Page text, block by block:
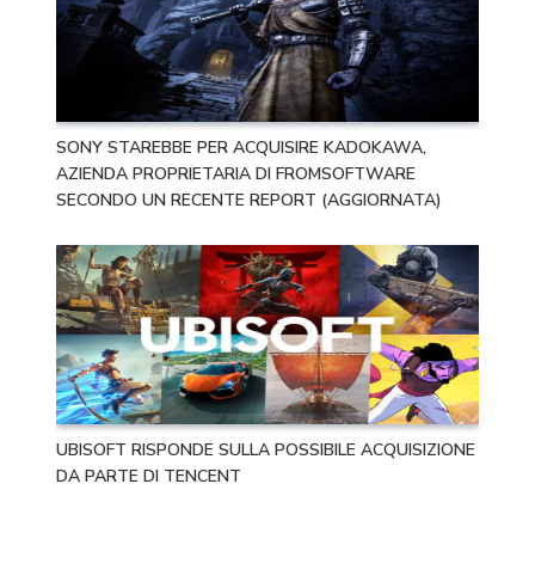
SONY STAREBBE PER ACQUISIRE KADOKAWA,
AZIENDA PROPRIETARIA DI FROMSOFTWARE
SECONDO UN RECENTE REPORT (AGGIORNATA)
UBISOFT RISPONDE SULLA POSSIBILE ACQUISIZIONE
DA PARTE DI TENCENT